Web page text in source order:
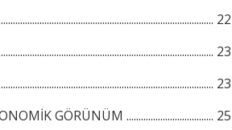
22
23
23
GÖRÜNÜM .................................... 25